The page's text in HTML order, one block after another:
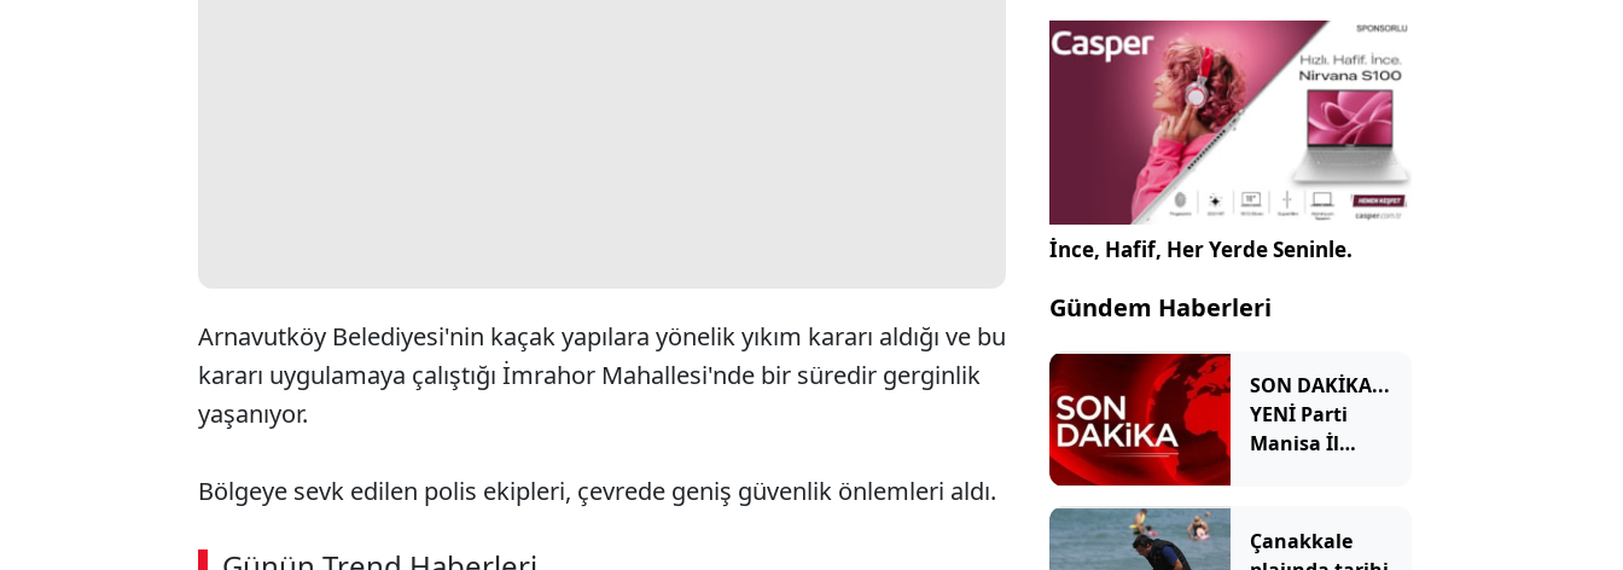
Arnavutköy Belediyesi'nin kaçak yapılara yönelik yıkım kararı aldığı ve bu
kararı uygulamaya çalıştığı İmrahor Mahallesi'nde bir süredir gerginlik
yaşanıyor.
Bölgeye sevk edilen polis ekipleri, çevrede geniş güvenlik önlemleri aldı.
İnce, Hafif, Her Yerde Seninle.
Gündem Haberleri
SON DAKİKA...
YENİ Parti
Manisa İl
tutuklandı
Çanakkale